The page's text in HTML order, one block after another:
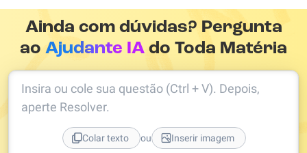
Ainda com dúvidas? Pergunta
aoAjudante IA do Toda Matéria
Insira ou cole sua questão (Ctrl + V). Depois,
aperte Resolver.
Colar texto ou Inserir imagem